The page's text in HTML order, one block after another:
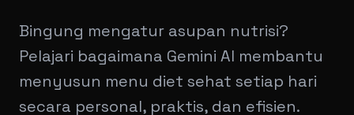
Bingung mengatur asupan nutrisi?
Pelajari bagaimana Gemini AI membantu
menyusun menu diet sehat setiap hari
secara personal, praktis, dan efisien.